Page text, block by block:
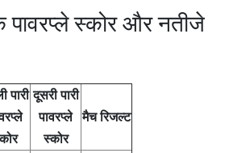
स्कोर और नतीजे
पारी दूसरी पारी
पावरप्ले
स्कोर
मैच रिजल्ट